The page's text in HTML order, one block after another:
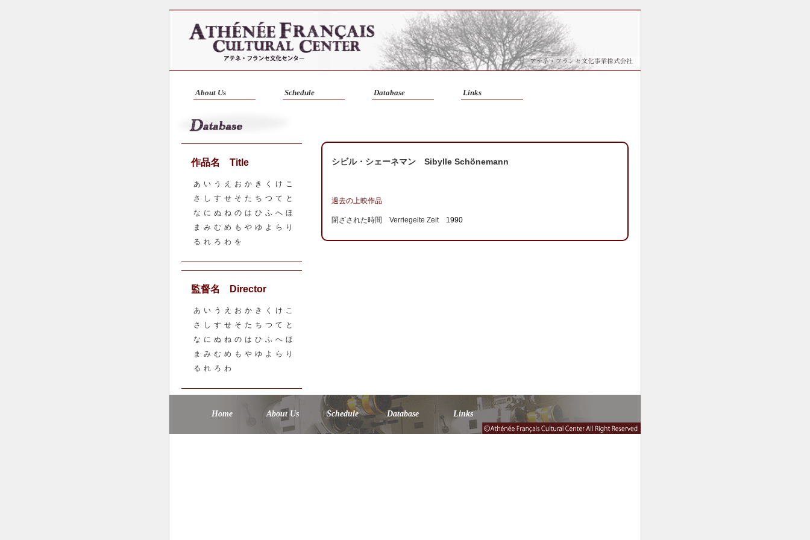
About Us Schedule Database Links
作品名 Title
あ い う え お か き く け
こ
さ
し す せ そ た ち つ て と
な に ぬ ね の は ひ ふ へ ほ
ま み む め も や ゆ よ ら
り
る れ ろ わ を
監督名 Director
あ い う え お か き く け
こ
さ
し す せ そ た ち つ て と
な に ぬ ね の は ひ ふ へ ほ
ま み む め も や ゆ よ ら
り
る れ ろ わ
シビル・シェーネマン Sibylle Schönemann
過去の上映作品
閉ざされた時間 Verriegelte Zeit1990
Home About Us Schedule Database Links